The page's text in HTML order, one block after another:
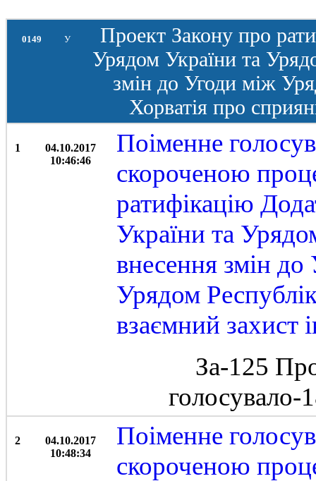
0149 У
Проект Закону про
Урядом України та
змін до Угоди між
Хорватія про
1
04.10.2017
10:46:46
Поіменне
скороченою
ратифікацію
України та
внесення змін
Урядом
взаємний захист
За-125
голосувало-
2
04.10.2017
10:48:34
Поіменне
скороченою